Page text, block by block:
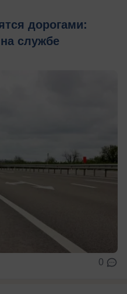
дорогами:
службе
0